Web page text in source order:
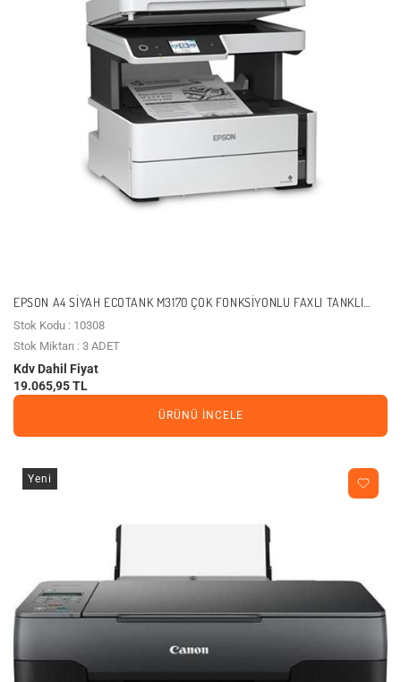
EPSON A4 SIYAH ECOTANK M3170 ÇOK FONKSIYONLU FAXLI TANKLI
DUBLEX YAZICI USB,ETHERNET,KABLOSUZ
Stok Kodu : 10308
Stok Miktarı : 3 ADET
Kdv Dahil Fiyat
19.065,95 TL
ÜRÜNÜ İNCELE
Yeni